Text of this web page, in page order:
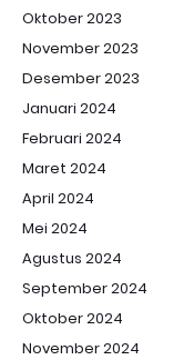
Oktober 2023
November 2023
Desember 2023
Januari 2024
Februari 2024
Maret 2024
April 2024
Mei 2024
Agustus 2024
September 2024
Oktober 2024
November 2024